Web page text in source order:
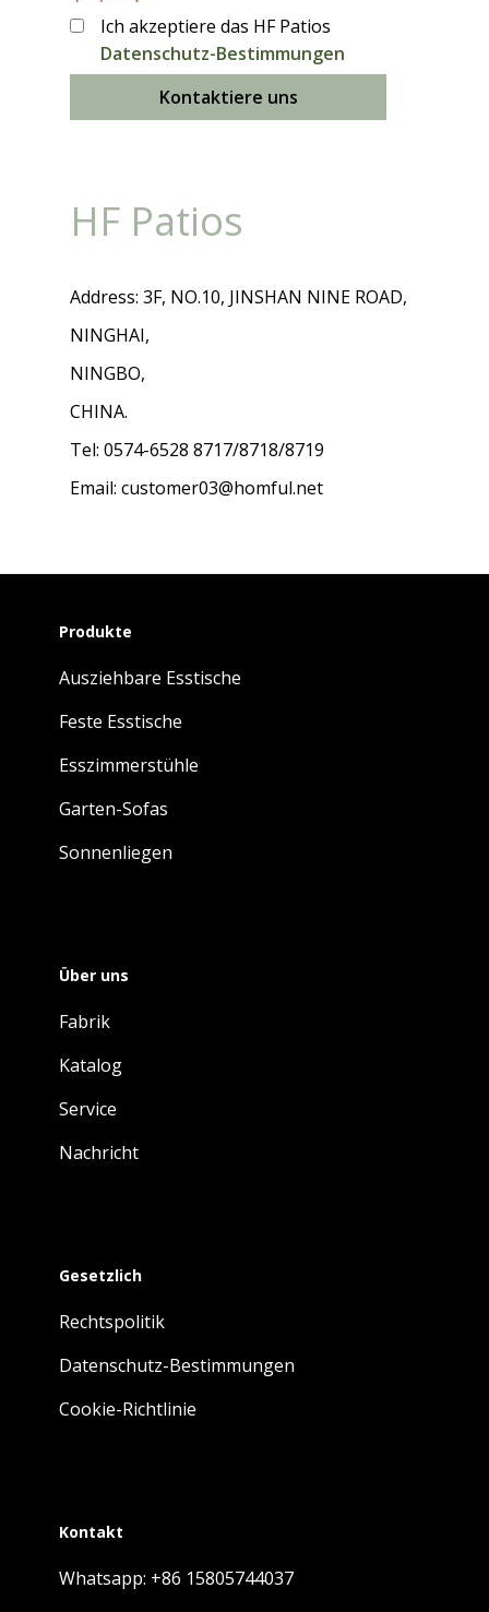
Ich akzeptiere das HF Patios
Datenschutz-Bestimmungen
Kontaktiere uns
HF Patios
Address: 3F, NO.10, JINSHAN NINE ROAD,
NINGHAI,
NINGBO,
CHINA.
Tel: 0574-6528 8717/8718/8719
Email: customer03@homful.net
Produkte
Ausziehbare Esstische
Feste Esstische
Esszimmerstühle
Garten-Sofas
Sonnenliegen
Über uns
Fabrik
Katalog
Service
Nachricht
Gesetzlich
Rechtspolitik
Datenschutz-Bestimmungen
Cookie-Richtlinie
Kontakt
Whatsapp: +86 15805744037